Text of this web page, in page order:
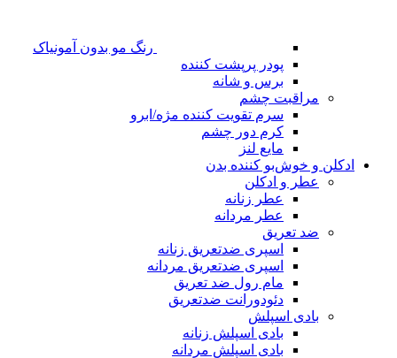
رنگ مو بدون آمونیاک
پودر پرپشت کننده
برس و شانه
مراقبت چشم
سرم تقویت کننده مژه/ابرو
کرم دور چشم
مایع لنز
ادکلن و خوش‌بو کننده بدن
عطر و ادکلن
عطر زنانه
عطر مردانه
ضد تعریق
اسپری ضدتعریق زنانه
اسپری ضدتعریق مردانه
مام رول ضد تعریق
دئودورانت ضدتعریق
بادی اسپلش
بادی اسپلش زنانه
بادی اسپلش مردانه